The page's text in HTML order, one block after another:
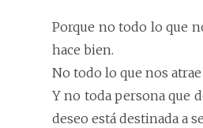
Porque no todo lo que
hace bien.
No todo lo que nos atrae
Y no toda persona que
deseo está destinada a